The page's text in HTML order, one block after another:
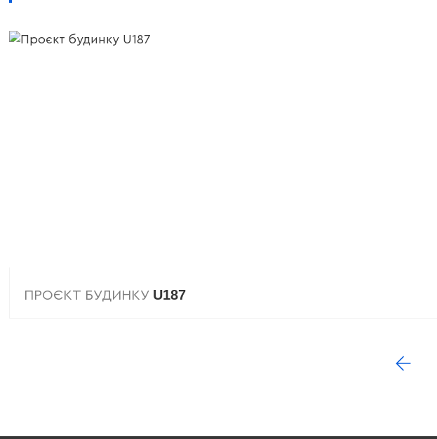
ПРОЄКТ БУДИНКУ U187